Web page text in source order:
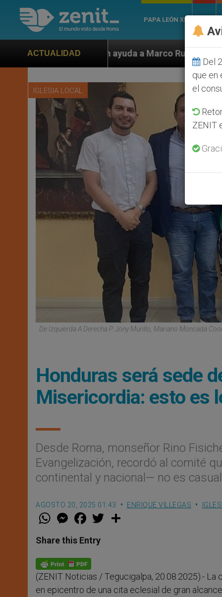
PAPA LEÓN XIV
ACTUALIDAD
ayuda a Marco Rubio ante persecución de colonos
IGLESIA LOCAL
De Izquierda A Derecha P. Jony Murillo, Mariano Moncada
Honduras será sede
Misericordia: esto es
Desde Roma, monseñor Rino
Evangelización, recordó al comité
continental y nacional— no es
AGOSTO 20, 2025 01:43 ENRIQUE VILLEGAS
W
t
s
p
p
M
e
s
e
g
e
r
F
a
e
b
o
k
w
Share this Entry
(ZENIT Noticias / Tegucigalpa, 20.08.2025).-
en epicentro de una cita eclesial de gran
Del
que en
el
ZENIT